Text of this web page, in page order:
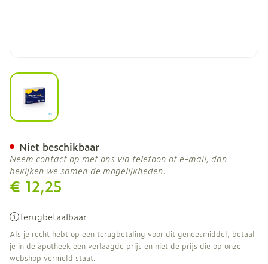
View larger image
€ 12,25
Terugbetaalbaar
Als je recht hebt op een terugbetaling voor dit geneesmiddel, betaal
je in de apotheek een verlaagde prijs en niet de prijs die op onze
webshop vermeld staat.
Niet beschikbaar
Neem contact op met ons via telefoon of e-mail, dan
bekijken we samen de mogelijkheden.